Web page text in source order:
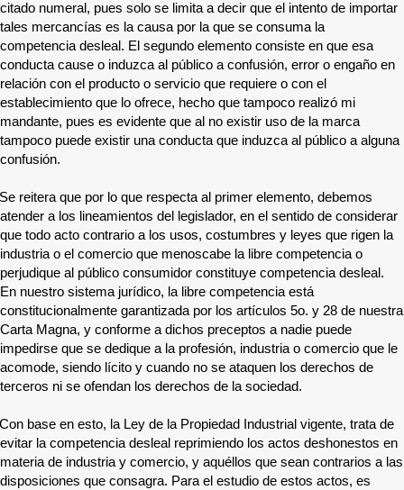
citado numeral, pues solo se limita a decir que el intento de importar
tales mercancías es la causa por la que se consuma la
competencia desleal. El segundo elemento consiste en que esa
conducta cause o induzca al público a confusión, error o engaño en
relación con el producto o servicio que requiere o con el
establecimiento que lo ofrece, hecho que tampoco realizó mi
mandante, pues es evidente que al no existir uso de la marca
tampoco puede existir una conducta que induzca al público a alguna
confusión.
Se reitera que por lo que respecta al primer elemento, debemos
atender a los lineamientos del legislador, en el sentido de considerar
que todo acto contrario a los usos, costumbres y leyes que rigen la
industria o el comercio que menoscabe la libre competencia o
perjudique al público consumidor constituye competencia desleal.
En nuestro sistema jurídico, la libre competencia está
constitucionalmente garantizada por los artículos 5o. y 28 de nuestra
Carta Magna, y conforme a dichos preceptos a nadie puede
impedirse que se dedique a la profesión, industria o comercio que le
acomode, siendo lícito y cuando no se ataquen los derechos de
terceros ni se ofendan los derechos de la sociedad.
Con base en esto, la Ley de la Propiedad Industrial vigente, trata de
evitar la competencia desleal reprimiendo los actos deshonestos en
materia de industria y comercio, y aquéllos que sean contrarios a las
disposiciones que consagra. Para el estudio de estos actos, es